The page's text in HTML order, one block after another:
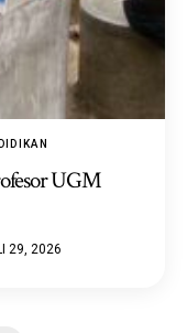
UGM
29, 2026